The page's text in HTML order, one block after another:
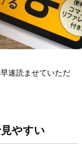
速読ませていただ
やすい